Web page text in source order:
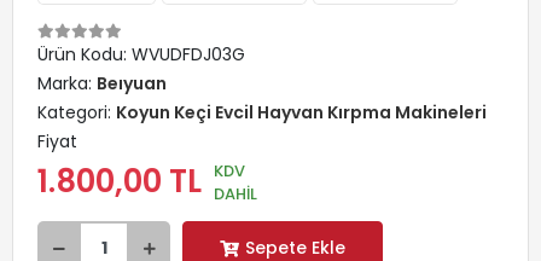
Ürün Kodu: WVUDFDJ03G
Marka: Beıyuan
Kategori: Koyun Keçi Evcil Hayvan Kırpma Makineleri
Fiyat
1.800,00 TL KDV
DAHİL
Sepete Ekle